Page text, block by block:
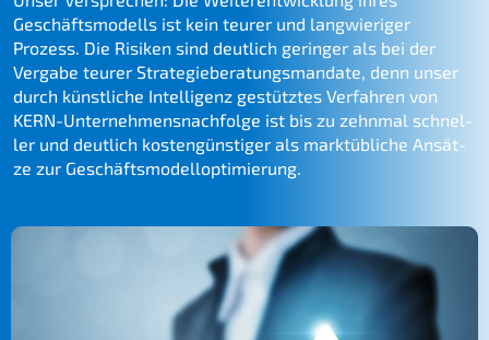
Geschäfts­mo­dells ist kein teurer und langwie­ri­ger
Prozess. Die Risiken sind deutlich gerin­ger als bei der
Verga­be teurer Strate­gie­be­ra­tungs­man­da­te, denn unser
durch künst­li­che Intel­li­genz gestütz­tes Verfah­ren von
KERN-Unternehmens­nachfolge ist bis zu zehnmal schnel­
ler und deutlich kosten­güns­ti­ger als markt­üb­li­che Ansät­
ze zur Geschäftsmodelloptimierung.